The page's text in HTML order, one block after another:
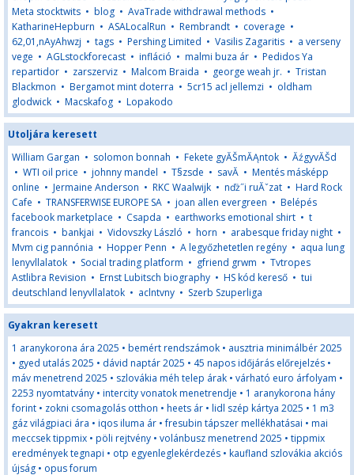
Meta stocktwits • blog • AvaTrade withdrawal methods •
KatharineHepburn • ASALocalRun • Rembrandt • coverage •
62,01,nAyAhwzj • tags • Pershing Limited • Vasilis Zagaritis • a verseny
vege • AGLstockforecast • infláció • malmi buza ár • Pedidos Ya
repartidor • zarszerviz • Malcom Braida • george weah jr. • Tristan
Blackmon • Bergamot mint doterra • 5cr15 acl jellemzi • oldham
glodwick • Macskafog • Lopakodo
Utoljára keresett
William Gargan • solomon bonnah • Fekete gyĂŠmĂĄntok • ĂźgyvĂŠd
• WTI oil price • johnny mandel • T§zsde • savĂ • Mentés másképp
online • Jermaine Anderson • RKC Waalwijk • nďż˝i ruĂˇzat • Hard Rock
Cafe • TRANSFERWISE EUROPE SA • joan allen evergreen • Belépés
facebook marketplace • Csapda • earthworks emotional shirt • t
francois • bankjai • Vidovszky László • horn • arabesque friday night •
Mvm cig pannónia • Hopper Penn • A legyőzhetetlen regény • aqua lung
lenyvllalatok • Social trading platform • gfriend grwm • Tvtropes
Astlibra Revision • Ernst Lubitsch biography • HS kód kereső • tui
deutschland lenyvllalatok • aclntvny • Szerb Szuperliga
Gyakran keresett
1 aranykorona ára 2025 • bemért rendszámok • ausztria minimálbér 2025
• gyed utalás 2025 • dávid naptár 2025 • 45 napos időjárás előrejelzés •
máv menetrend 2025 • szlovákia méh telep árak • várható euro árfolyam •
2253 nyomtatvány • intercity vonatok menetrendje • 1 aranykorona hány
forint • zokni csomagolás otthon • heets ár • lidl szép kártya 2025 • 1 m3
gáz világpiaci ára • iqos iluma ár •fresubin tápszer mellékhatásai • mai
meccsek tippmix • pöli rejtvény • volánbusz menetrend 2025 • tippmix
eredmények tegnapi • otp egyenleglekérdezés • kaufland szlovákia akciós
újság • opus forum